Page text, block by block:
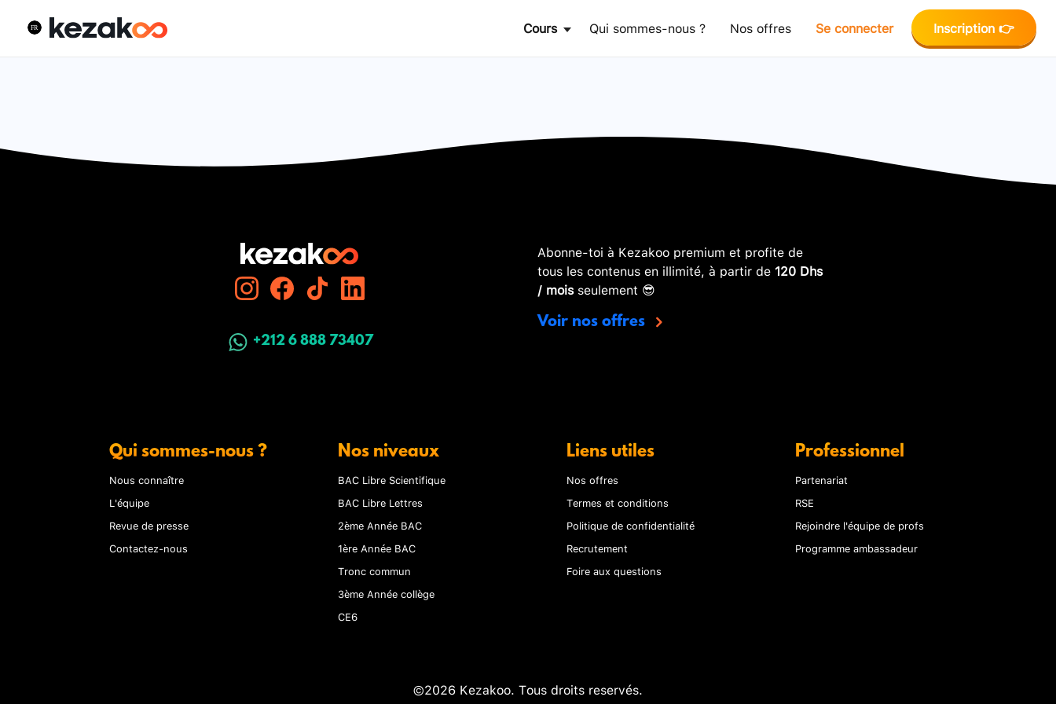
Cours Qui sommes-nous ? Nos offres Se connecter Inscription 👉
+212 6 888 73407
Abonne-toi à Kezakoo premium et profite de
tous les contenus en illimité, à partir de 120 Dhs
/ moisseulement 😎
Voir nos offres
Qui sommes-nous ?
Nous connaître
L'équipe
Revue de presse
Contactez-nous
Nos niveaux
BAC Libre Scientifique
BAC Libre Lettres
2ème Année BAC
1ère Année BAC
Tronc commun
3ème Année collège
CE6
Liens utiles
Nos offres
Termes et conditions
Politique de confidentialité
Recrutement
Foire aux questions
Professionnel
Partenariat
RSE
Rejoindre l'équipe de profs
Programme ambassadeur
©2026 Kezakoo. Tous droits reservés.